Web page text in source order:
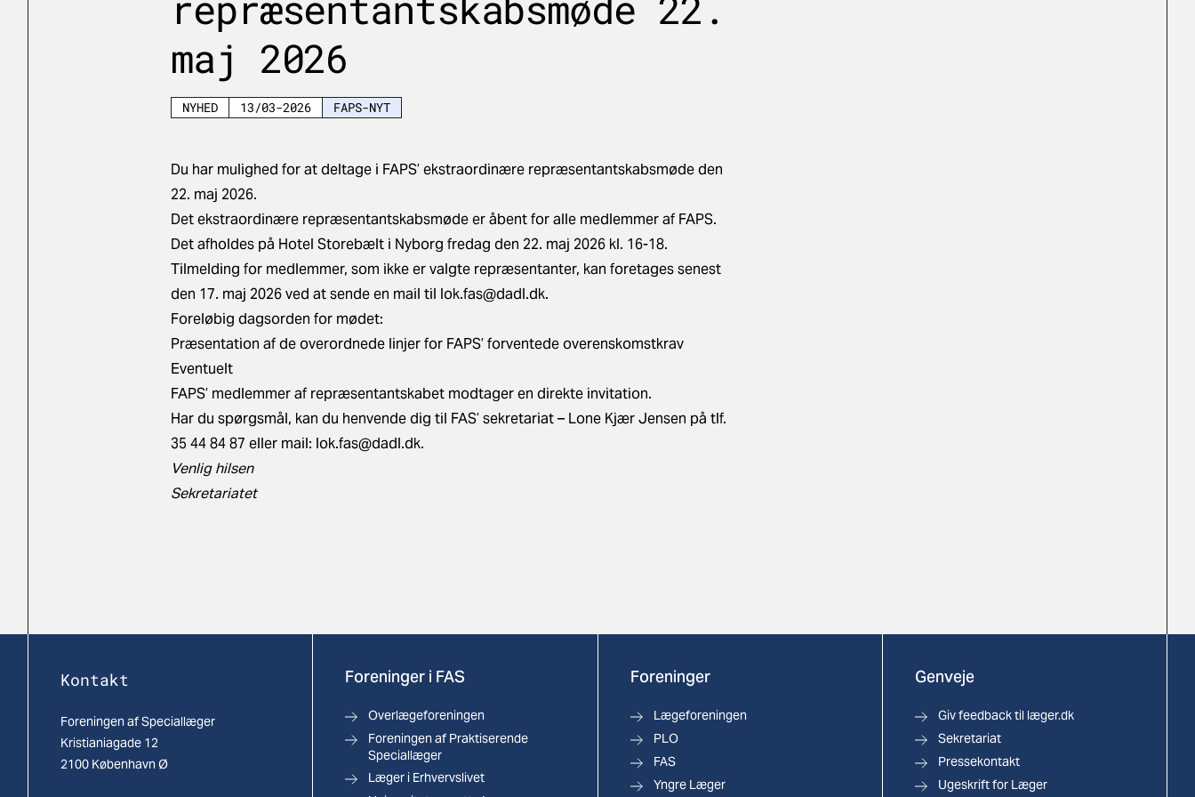
maj 2026
NYHED 13/03-2026 FAPS-NYT
Du har mulighed for at deltage i FAPS’ ekstraordinære repræsentantskabsmøde den
22. maj 2026.
Det ekstraordinære repræsentantskabsmøde er åbent for alle medlemmer af FAPS.
Det afholdes på Hotel Storebælt i Nyborg fredag den 22. maj 2026 kl. 16-18.
Tilmelding for medlemmer, som ikke er valgte repræsentanter, kan foretages senest
den 17. maj 2026 ved at sende en mail til lok.fas@dadl.dk.
Foreløbig dagsorden for mødet:
Præsentation af de overordnede linjer for FAPS’ forventede overenskomstkrav
Eventuelt
FAPS’ medlemmer af repræsentantskabet modtager en direkte invitation.
Har du spørgsmål, kan du henvende dig til FAS’ sekretariat – Lone Kjær Jensen på tlf.
35 44 84 87 eller mail: lok.fas@dadl.dk.
Venlig hilsen
Sekretariatet
Kontakt
Foreningen af Speciallæger
Kristianiagade 12
2100 København Ø
Foreninger i FAS
Overlægeforeningen
Foreningen af Praktiserende
Speciallæger
Læger i Erhvervslivet
Foreninger
Lægeforeningen
PLO
FAS
Yngre Læger
Genveje
Giv feedback til læger.dk
Sekretariat
Pressekontakt
Ugeskrift for Læger